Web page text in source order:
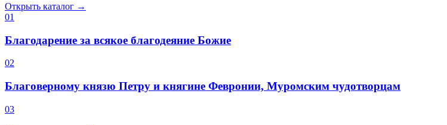
Открыть каталог →
01
Благодарение за всякое благодеяние Божие
02
Благоверному князю Петру и княгине Февронии, Муромским чудотворцам
03